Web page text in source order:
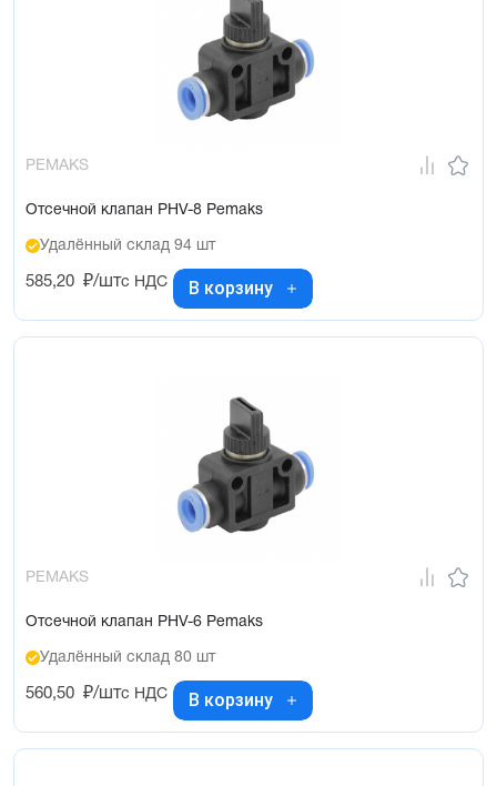
PEMAKS
Отсечной клапан PHV-8 Pemaks
Удалённый склад 94 шт
585,20 ₽/штс НДС В корзину
PEMAKS
Отсечной клапан PHV-6 Pemaks
Удалённый склад 80 шт
560,50 ₽/штс НДС В корзину